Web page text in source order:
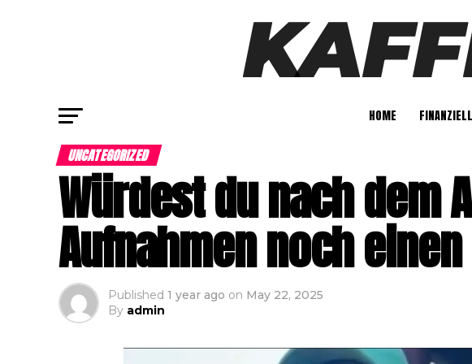
HOME FINANZIELL
UNCATEGORIZED
Würdest du nach dem
Aufnahmen noch
Published 1 year ago on May 22, 2025
By admin